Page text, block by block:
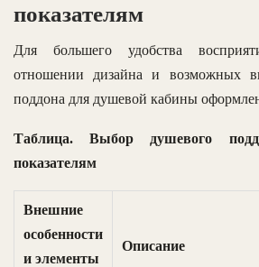
показателям
Для большего удобства
отношении дизайна и возможных
поддона для душевой кабины
Таблица. Выбор душевого
показателям
Внешние
особенности
и элементы
Описание